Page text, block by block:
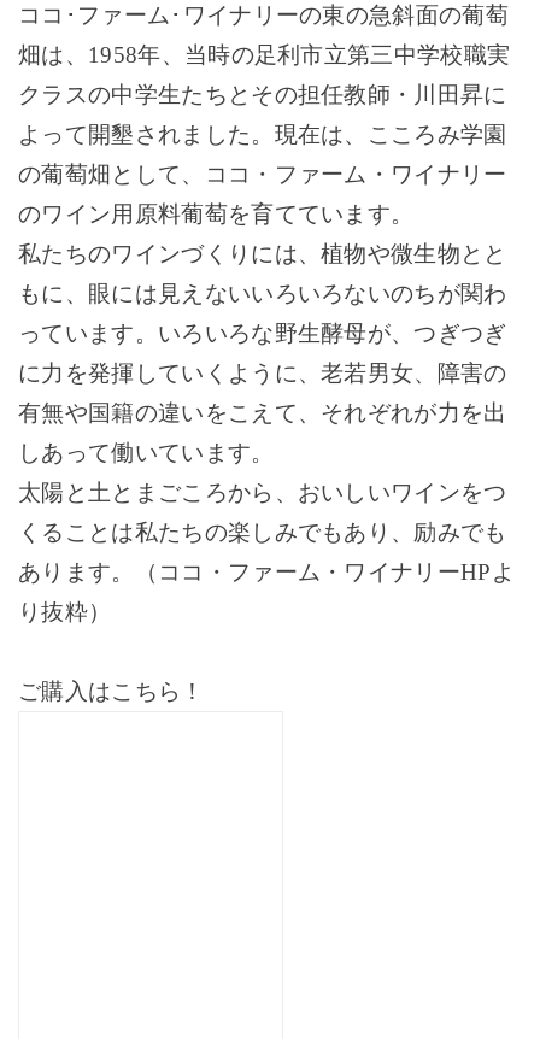
ココ･ファーム･ワイナリーの東の急斜面の葡萄
畑は、 1958年、当時の足利市立第三中学校職実
クラスの中学生たちとその担任教師・川田昇に
よって開墾されました。現在は、こころみ学園
の葡萄畑として、ココ・ファーム・ワイナリー
のワイン用原料葡萄を育てています。
私たちのワインづくりには、植物や微生物とと
もに、眼には見えないいろいろないのちが関わ
っています。いろいろな野生酵母が、つぎつぎ
に力を発揮していくように、老若男女、障害の
有無や国籍の違いをこえて、それぞれが力を出
しあって働いています。
太陽と土とまごころから、おいしいワインをつ
くることは私たちの楽しみでもあり、励みでも
あります。
（ココ・ファーム・ワイナリーHPよ
り抜粋）
ご購入はこちら！